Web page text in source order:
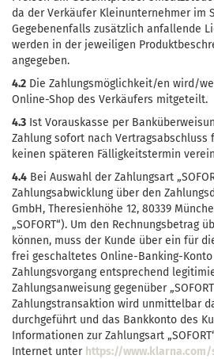
da der Verkäufer Kleinunternehmer im
Gegebenenfalls zusätzlich anfallende
werden in der jeweiligen
angegeben.
4.2 Die Zahlungsmöglichkeit/en wird/
Online-Shop des Verkäufers mitgeteilt.
4.3 Ist Vorauskasse per
Zahlung sofort nach
keinen späteren Fälligkeitstermin
4.4 Bei Auswahl der Zahlungsart
Zahlungsabwicklung über den
GmbH, Theresienhöhe 12, 80339
„SOFORT“). Um den Rechnungsbetrag
können, muss der Kunde über ein für
frei geschaltetes Online-Banking-
Zahlungsvorgang entsprechend
Zahlungsanweisung gegenüber
Zahlungstransaktion wird unmittelbar
durchgeführt und das Bankkonto des
Informationen zur Zahlungsart
Internet unter https://